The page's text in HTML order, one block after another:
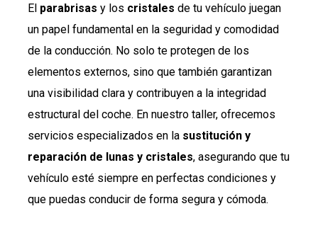
El parabrisas y los cristales de tu vehículo juegan
un papel fundamental en la seguridad y comodidad
de la conducción. No solo te protegen de los
elementos externos, sino que también garantizan
una visibilidad clara y contribuyen a la integridad
estructural del coche. En nuestro taller, ofrecemos
servicios especializados en la sustitución y
reparación de lunas y cristales, asegurando que tu
vehículo esté siempre en perfectas condiciones y
que puedas conducir de forma segura y cómoda.